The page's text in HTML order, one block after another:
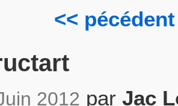
<< pécédent
2012 par Jac